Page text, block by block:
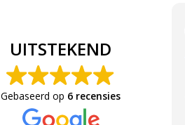
UITSTEKEND
Gebaseerd op 6 recensies